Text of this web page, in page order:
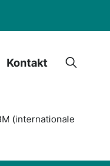
Kontakt
(internationale